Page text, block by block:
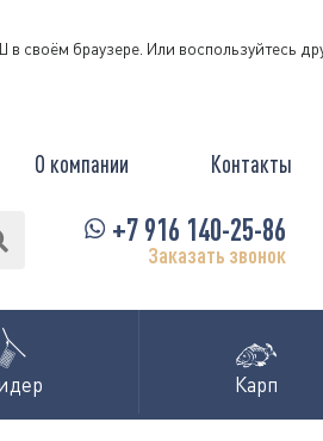
своём браузере. Или воспользуйтесь
О компании Контакты
+7 916 140-25-86
Заказать звонок
Карп